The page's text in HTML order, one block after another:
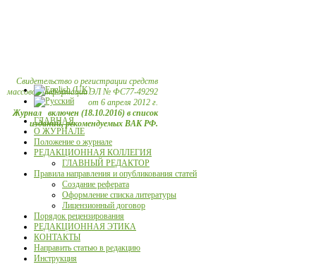
Свидетельство о регистрации средств
массовой информации ЭЛ № ФС77-49292
от 6 апреля 2012 г.
Журнал включен (18.10.2016) в список
изданий, рекомендуемых ВАК РФ.
ГЛАВНАЯ
О ЖУРНАЛЕ
Положение о журнале
РЕДАКЦИОННАЯ КОЛЛЕГИЯ
ГЛАВНЫЙ РЕДАКТОР
Правила направления и опубликования статей
Создание реферата
Оформление списка литературы
Лицензионный договор
Порядок рецензирования
РЕДАКЦИОННАЯ ЭТИКА
КОНТАКТЫ
Направить статью в редакцию
Инструкция